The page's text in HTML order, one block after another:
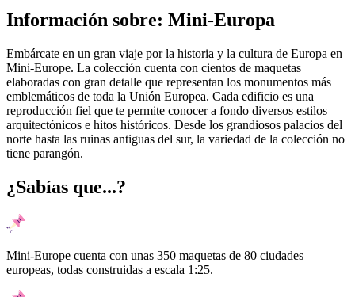
Información sobre: Mini-Europa
Embárcate en un gran viaje por la historia y la cultura de Europa en
Mini-Europe. La colección cuenta con cientos de maquetas
elaboradas con gran detalle que representan los monumentos más
emblemáticos de toda la Unión Europea. Cada edificio es una
reproducción fiel que te permite conocer a fondo diversos estilos
arquitectónicos e hitos históricos. Desde los grandiosos palacios del
norte hasta las ruinas antiguas del sur, la variedad de la colección no
tiene parangón.
¿Sabías que...?
Mini-Europe cuenta con unas 350 maquetas de 80 ciudades
europeas, todas construidas a escala 1:25.